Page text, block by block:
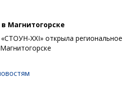
Магнитогорске
XXI» открыла региональное